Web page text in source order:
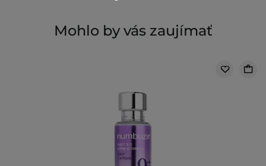
Mohlo by vás zaujímať